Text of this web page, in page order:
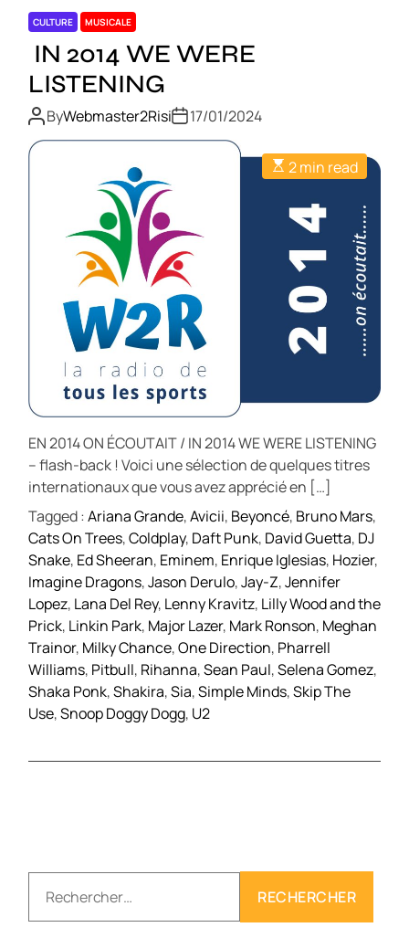
CULTURE MUSICALE
IN 2014 WE WERE
LISTENING
ByWebmaster2Risi 17/01/2024
2 min read
EN 2014 ON ÉCOUTAIT / IN 2014 WE WERE LISTENING
– flash-back ! Voici une sélection de quelques titres
internationaux que vous avez apprécié en […]
Tagged :Ariana Grande,Avicii, Beyoncé, Bruno Mars,
Cats On Trees,Coldplay, Daft Punk, David Guetta, DJ
Snake, Ed Sheeran, Eminem, Enrique Iglesias, Hozier,
Imagine Dragons,Jason Derulo,Jay-Z,Jennifer
Lopez, Lana Del Rey, Lenny Kravitz, Lilly Wood and the
Prick, Linkin Park, Major Lazer, Mark Ronson, Meghan
Trainor, Milky Chance,One Direction, Pharrell
Williams, Pitbull, Rihanna,Sean Paul,Selena Gomez,
Shaka Ponk,Shakira,Sia,Simple Minds,Skip The
Use,Snoop Doggy Dogg, U2
c